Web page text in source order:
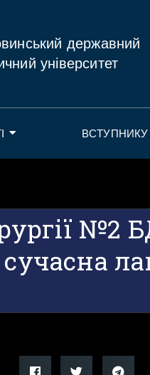
державний
університет
ВСТУПНИКУ
№2